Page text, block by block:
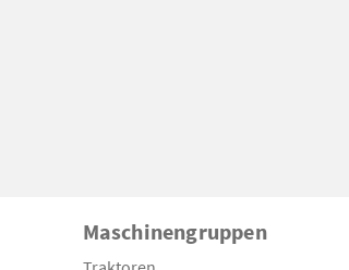
Maschinengruppen